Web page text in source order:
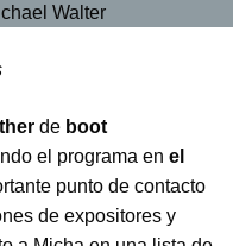
de boot
el programa en el
punto de contacto
de expositores y